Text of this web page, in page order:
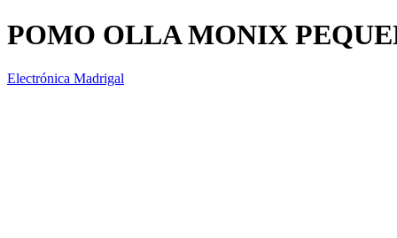
POMO OLLA MONIX
Electrónica Madrigal